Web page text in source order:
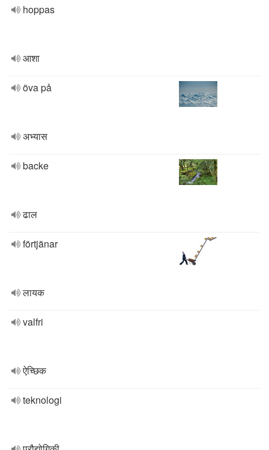
hoppas
आशा
öva på
अभ्यास
backe
ढाल
förtjänar
लायक
valfri
ऐच्छिक
teknologi